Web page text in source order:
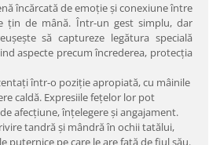
încărcată de emoție și conexiune între
țin de mână. Într-un gest simplu, dar
să captureze legătura specială
aspecte precum încrederea, protecția
într-o poziție apropiată, cu mâinile
caldă. Expresiile fețelor lor pot
afecțiune, înțelegere și angajament.
tandră și mândră în ochii tatălui,
puternice pe care le are față de fiul său.